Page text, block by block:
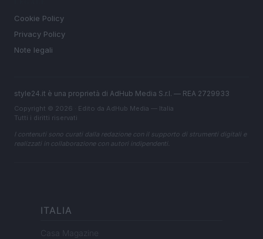
Cookie Policy
Privacy Policy
Note legali
style24.it è una proprietà di AdHub Media S.r.l. — REA 2729933
Copyright © 2026 · Edito da AdHub Media — Italia
Tutti i diritti riservati
I contenuti sono curati dalla redazione con il supporto di strumenti digitali e
realizzati in collaborazione con autori indipendenti.
ITALIA
Casa Magazine